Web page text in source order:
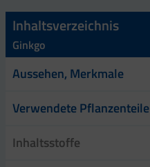
Inhaltsverzeichnis
Ginkgo
Aussehen, Merkmale
Verwendete Pflanzenteile
Inhaltsstoffe